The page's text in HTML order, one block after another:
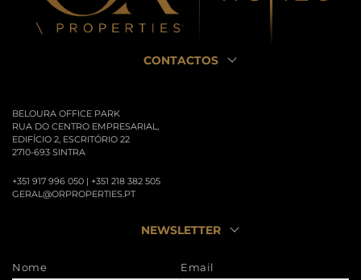
CONTACTOS
BELOURA OFFICE PARK
RUA DO CENTRO EMPRESARIAL,
EDIFÍCIO 2, ESCRITÓRIO 22
2710-693 SINTRA
+351 917 996 050 | +351 218 382 505
GERAL@ORPROPERTIES.PT
NEWSLETTER
Nome Email